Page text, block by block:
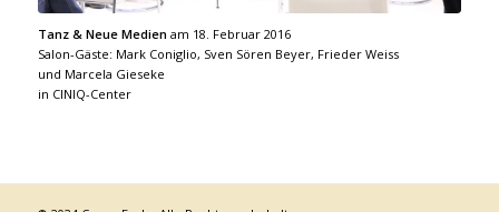
Tanz & Neue Medien am 18. Februar 2016
Salon-Gäste: Mark Coniglio, Sven Sören Beyer, Frieder Weiss
und Marcela Gieseke
in CINIQ-Center